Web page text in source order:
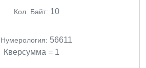
Кол. Байт: 10
Нумерология: 56611
Кверсумма = 1